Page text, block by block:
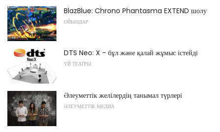
BlazBlue: Chrono Phantasma EXTEND шолу
ОЙЫНДАР
DTS Neo: X - бұл және қалай жұмыс істейді
ҮЙ ТЕАТРЫ
Әлеуметтік желілердің танымал түрлері
ӘЛЕУМЕТТІК МЕДИА